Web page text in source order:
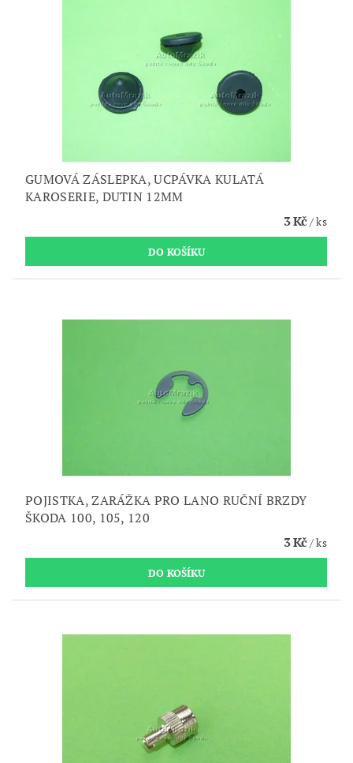
GUMOVÁ ZÁSLEPKA, UCPÁVKA KULATÁ
KAROSERIE, DUTIN 12MM
3 Kč/ ks
POJISTKA, ZARÁŽKA PRO LANO RUČNÍ BRZDY
ŠKODA 100, 105, 120
3 Kč/ ks